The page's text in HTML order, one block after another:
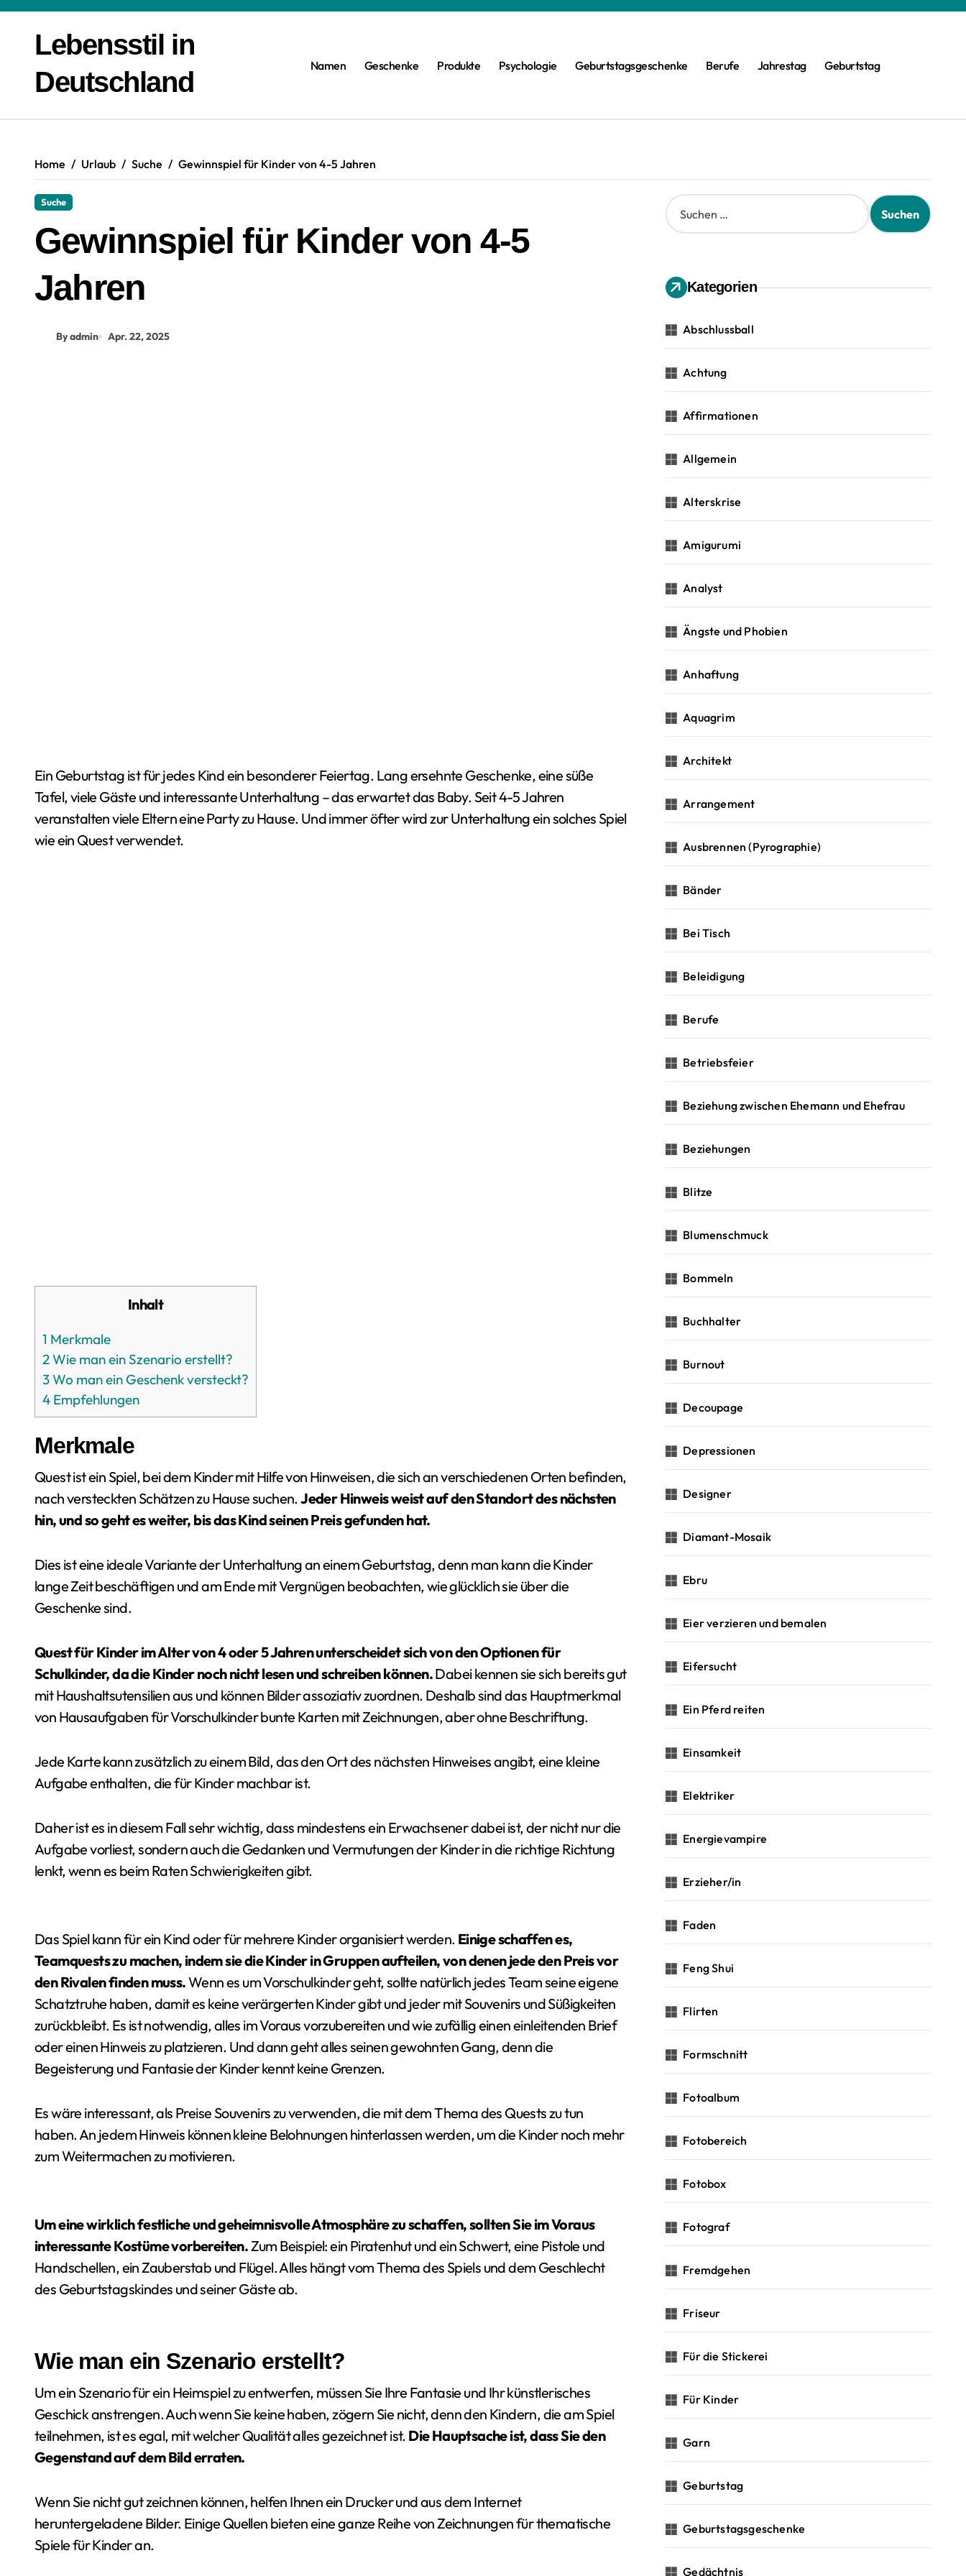
springenLebensstil in
Deutschland
Namen Geschenke Produkte Psychologie Geburtstagsgeschenke Berufe Jahrestag Geburtstag
Home Urlaub Suche Gewinnspiel für Kinder von 4-5 Jahren
Suche
Gewinnspiel für Kinder von 4-5
Jahren
By admin Apr. 22, 2025
Ein Geburtstag ist für jedes Kind ein besonderer Feiertag. Lang ersehnte Geschenke, eine süße
Tafel, viele Gäste und interessante Unterhaltung – das erwartet das Baby. Seit 4-5 Jahren
veranstalten viele Eltern eine Party zu Hause. Und immer öfter wird zur Unterhaltung ein solches Spiel
wie ein Quest verwendet.
Inhalt
1 Merkmale
2Wie man ein Szenario erstellt?
3Wo man ein Geschenk versteckt?
4 Empfehlungen
Merkmale
Quest ist ein Spiel, bei dem Kinder mit Hilfe von Hinweisen, die sich an verschiedenen Orten befinden,
nach versteckten Schätzen zu Hause suchen.Jeder Hinweis weist auf den Standort des nächsten
hin, und so geht es weiter, bis das Kind seinen Preis gefunden hat.
Dies ist eine ideale Variante der Unterhaltung an einem Geburtstag, denn man kann die Kinder
lange Zeit beschäftigen und am Ende mit Vergnügen beobachten, wie glücklich sie über die
Geschenke sind.
Quest für Kinder im Alter von 4 oder 5 Jahren unterscheidet sich von den Optionen für
Schulkinder, da die Kinder noch nicht lesen und schreiben können.Dabei kennen sie sich bereits gut
mit Haushaltsutensilien aus und können Bilder assoziativ zuordnen. Deshalb sind das Hauptmerkmal
von Hausaufgaben für Vorschulkinder bunte Karten mit Zeichnungen, aber ohne Beschriftung.
Jede Karte kann zusätzlich zu einem Bild, das den Ort des nächsten Hinweises angibt, eine kleine
Aufgabe enthalten, die für Kinder machbar ist.
Daher ist es in diesem Fall sehr wichtig, dass mindestens ein Erwachsener dabei ist, der nicht nur die
Aufgabe vorliest, sondern auch die Gedanken und Vermutungen der Kinder in die richtige Richtung
lenkt, wenn es beim Raten Schwierigkeiten gibt.
Das Spiel kann für ein Kind oder für mehrere Kinder organisiert werden. Einige schaffen es,
Teamquests zu machen, indem sie die Kinder in Gruppen aufteilen, von denen jede den Preis vor
den Rivalen finden muss.Wenn es um Vorschulkinder geht, sollte natürlich jedes Team seine eigene
Schatztruhe haben, damit es keine verärgerten Kinder gibt und jeder mit Souvenirs und Süßigkeiten
zurückbleibt. Es ist notwendig, alles im Voraus vorzubereiten und wie zufällig einen einleitenden Brief
oder einen Hinweis zu platzieren. Und dann geht alles seinen gewohnten Gang, denn die
Begeisterung und Fantasie der Kinder kennt keine Grenzen.
Es wäre interessant, als Preise Souvenirs zu verwenden, die mit dem Thema des Quests zu tun
haben. An jedem Hinweis können kleine Belohnungen hinterlassen werden, um die Kinder noch mehr
zum Weitermachen zu motivieren.
Um eine wirklich festliche und geheimnisvolle Atmosphäre zu schaffen, sollten Sie im Voraus
interessante Kostüme vorbereiten.Zum Beispiel: ein Piratenhut und ein Schwert, eine Pistole und
Handschellen, ein Zauberstab und Flügel. Alles hängt vom Thema des Spiels und dem Geschlecht
des Geburtstagskindes und seiner Gäste ab.
Wie man ein Szenario erstellt?
Um ein Szenario für ein Heimspiel zu entwerfen, müssen Sie Ihre Fantasie und Ihr künstlerisches
Geschick anstrengen. Auch wenn Sie keine haben, zögern Sie nicht, denn den Kindern, die am Spiel
teilnehmen, ist es egal, mit welcher Qualität alles gezeichnet ist. Die Hauptsache ist, dass Sie den
Gegenstand auf dem Bild erraten.
Wenn Sie nicht gut zeichnen können, helfen Ihnen ein Drucker und aus dem Internet
heruntergeladene Bilder. Einige Quellen bieten eine ganze Reihe von Zeichnungen für thematische
Spiele für Kinder an.
S
u
n
n
c
Kategorien
Abschlussball
Achtung
Affirmationen
Allgemein
Alterskrise
Amigurumi
Analyst
Ängste und Phobien
Anhaftung
Aquagrim
Architekt
Arrangement
Ausbrennen (Pyrographie)
Bänder
Bei Tisch
Beleidigung
Berufe
Betriebsfeier
Beziehung zwischen Ehemann und Ehefrau
Beziehungen
Blitze
Blumenschmuck
Bommeln
Buchhalter
Burnout
Decoupage
Depressionen
Designer
Diamant-Mosaik
Ebru
Eier verzieren und bemalen
Eifersucht
Ein Pferd reiten
Einsamkeit
Elektriker
Energievampire
Erzieher/in
Faden
Feng Shui
Flirten
Formschnitt
Fotoalbum
Fotobereich
Fotobox
Fotograf
Fremdgehen
Friseur
Für die Stickerei
Für Kinder
Garn
Geburtstag
Geburtstagsgeschenke
Gedächtnis